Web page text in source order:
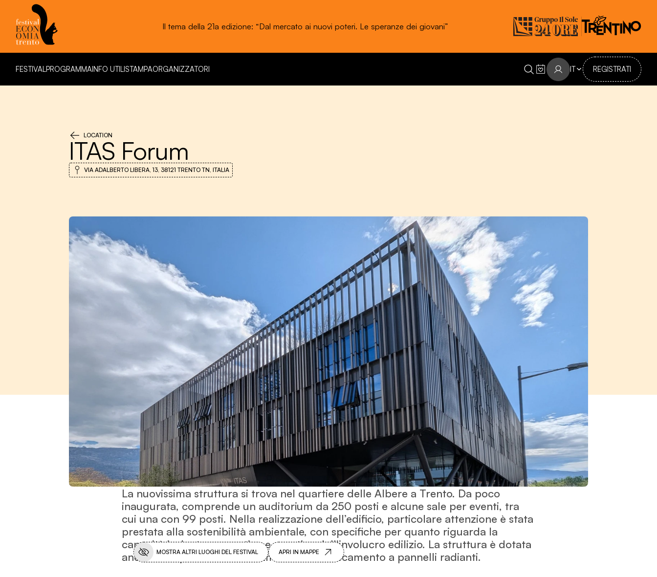
Festival dell'Economia di Trento 20 - 24 maggio 2026
FESTIVALPROGRAMMAINFO UTILISTAMPAORGANIZZATORI
REGISTRATI
IT
LOCATION
ITAS Forum
VIA ADALBERTO LIBERA, 13, 38121 TRENTO TN, ITALIA
La nuovissima struttura si trova nel quartiere delle Albere a Trento. Da poco
inaugurata, comprende un auditorium da 250 posti e alcune sale per eventi, tra
cui una con 99 posti. Nella realizzazione dell’edificio, particolare attenzione è stata
prestata alla sostenibilità ambientale, con specifiche per quanto riguarda la
capacità isolante energetica e acustica dell'involucro edilizio. La struttura è dotata
anche di impianto di riscaldamento e raffrescamento a pannelli radianti.
MOSTRA ALTRI LUOGHI DEL FESTIVAL APRI IN MAPPE